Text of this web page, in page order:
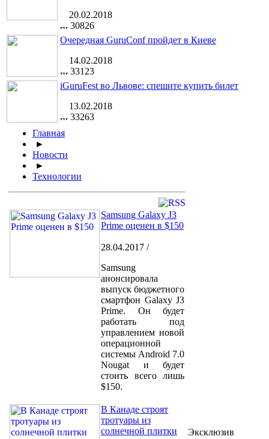
20.02.2018
30826
Очередная GuruConf пройдет в Киеве
14.02.2018
33123
iGuruFest во Львове: спешите купить билет
13.02.2018
33263
Главная
►
Новости
►
Технологии
Samsung Galaxy J3
Prime оценен в $150
28.04.2017 /
Samsung
анонсировала
выпуск бюджетного
смартфон Galaxy J3
Prime. Он будет
работать под
управлением новой
операционной
системы Android 7.0
Nougat и будет
стоить всего лишь
$150.
В Канаде строят
тротуары из
солнечной плитки
Эксклюзив